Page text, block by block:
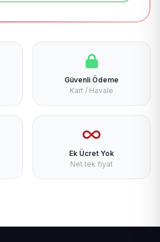
Güvenli Ödeme
Kart / Havale
Ek Ücret Yok
Net tek fiyat